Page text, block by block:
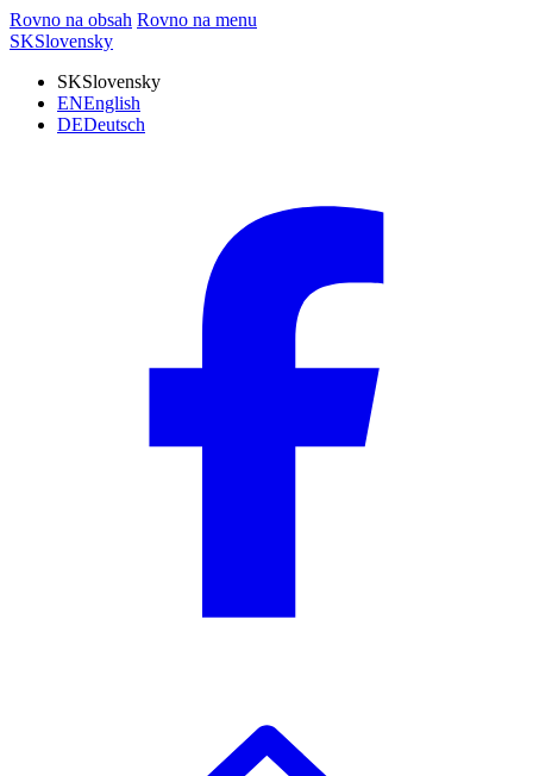
Rovno na obsah Rovno na menu
SKSlovensky
SKSlovensky
ENEnglish
DEDeutsch